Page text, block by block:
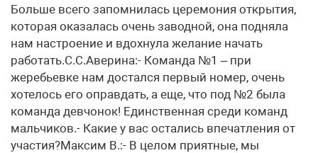
Больше всего запомнилась церемония открытия,
которая оказалась очень заводной, она подняла
нам настроение и вдохнула желание начать
работать.С.С.Аверина:- Команда №1 – при
жеребьевке нам достался первый номер, очень
хотелось его оправдать, а еще, что под №2 была
команда девчонок! Единственная среди команд
мальчиков.- Какие у вас остались впечатления от
участия?Максим В.:- В целом приятные, мы